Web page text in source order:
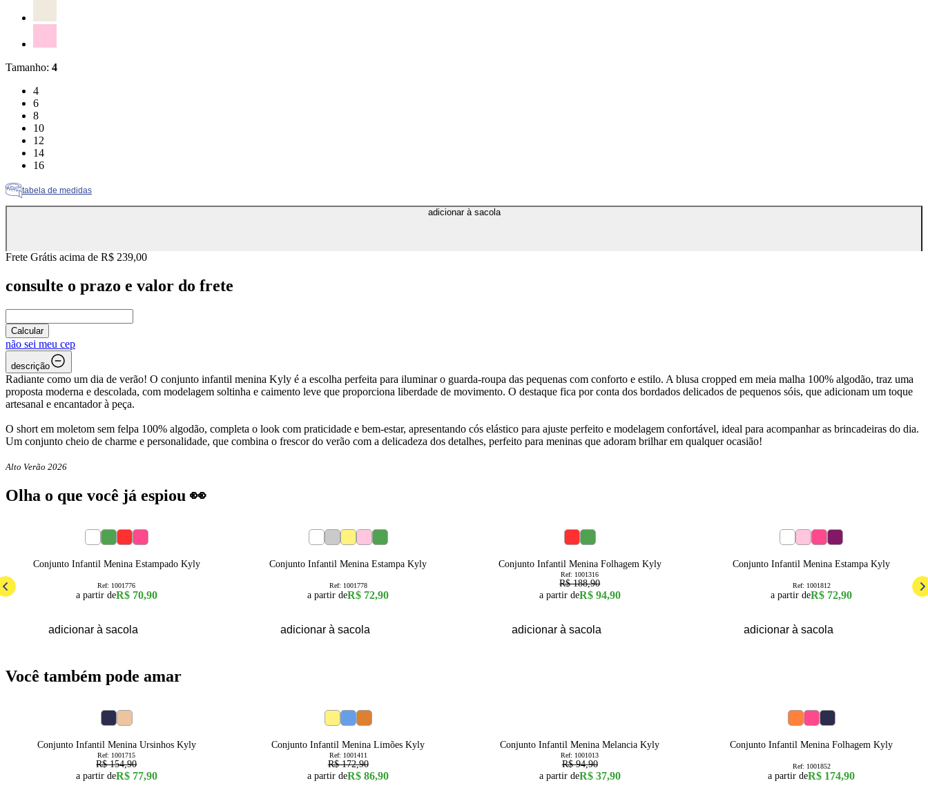
Tamanho: 4
Tamanho: 4
4
Tamanho: 6
6
Tamanho: 8
8
Tamanho: 10
10
Tamanho: 12
12
Tamanho: 14
14
Tamanho: 16
16
tabela de medidas
adicionar à sacola
Frete Grátis acima de R$ 239,00
consulte o prazo e valor do frete
Calcular
não sei meu cep
descrição
Radiante como um dia de verão! O conjunto infantil menina Kyly é a escolha perfeita para iluminar o guarda-roupa das pequenas com conforto e estilo. A blusa cropped em meia malha 100% algodão, traz uma
proposta moderna e descolada, com modelagem soltinha e caimento leve que proporciona liberdade de movimento. O destaque fica por conta dos bordados delicados de pequenos sóis, que adicionam um toque
artesanal e encantador à peça.
O short em moletom sem felpa 100% algodão, completa o look com praticidade e bem-estar, apresentando cós elástico para ajuste perfeito e modelagem confortável, ideal para acompanhar as brincadeiras do dia.
Um conjunto cheio de charme e personalidade, que combina o frescor do verão com a delicadeza dos detalhes, perfeito para meninas que adoram brilhar em qualquer ocasião!
Alto Verão 2026
Olha o que você já espiou 👀
Conjunto Infantil Menina Estampado Kyly
Ref: 1001776
a partir deR$ 70,90
adicionar à sacola
Conjunto Infantil Menina Estampa Kyly
Ref: 1001778
a partir deR$ 72,90
adicionar à sacola
Conjunto Infantil Menina Folhagem Kyly
Ref: 1001316
R$ 188,90
a partir deR$ 94,90
adicionar à sacola
Conjunto Infantil Menina Estampa Kyly
Ref: 1001812
a partir deR$ 72,90
adicionar à sacola
Você também pode amar
Conjunto Infantil Menina Ursinhos Kyly
Ref: 1001715
R$ 154,90
a partir deR$ 77,90
Conjunto Infantil Menina Limões Kyly
Ref: 1001411
R$ 172,90
a partir deR$ 86,90
Conjunto Infantil Menina Melancia Kyly
Ref: 1001013
R$ 94,90
a partir deR$ 37,90
Conjunto Infantil Menina Folhagem Kyly
Ref: 1001852
a partir deR$ 174,90